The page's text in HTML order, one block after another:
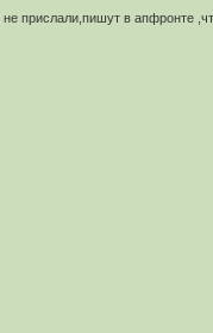
прислали,пишут в апфронте